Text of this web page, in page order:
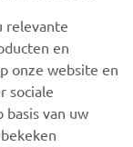
relevante
en
onze website en
sociale
basis van uw